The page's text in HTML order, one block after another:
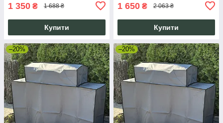
1 350 ₴ 1 688 ₴
Купити
1 650 ₴ 2 063 ₴
Купити
–20% –20%